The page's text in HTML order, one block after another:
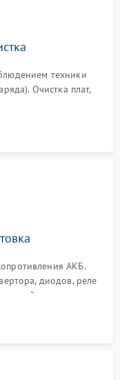
техники
Очистка плат,
и замыканий.
АКБ.
диодов, реле
поиск вздутых
плате.